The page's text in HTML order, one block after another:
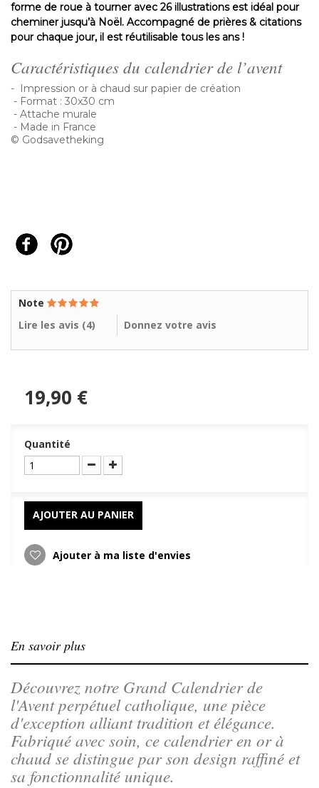
forme de roue à tourner avec 26 illustrations est idéal pour
cheminer jusqu’à Noël. Accompagné de prières & citations
pour chaque jour, il est réutilisable tous les ans !
Caractéristiques du calendrier de l’avent
- Impression or à chaud sur papier de création
- Format : 30x30 cm
- Attache murale
- Made in France
© Godsavetheking
Note
Lire les avis (4) Donnez votre avis
19,90 €
Quantité
AJOUTER AU PANIER
Ajouter à ma liste d'envies
En savoir plus
Découvrez notre Grand Calendrier de
l'Avent perpétuel catholique, une pièce
d'exception alliant tradition et élégance.
Fabriqué avec soin, ce calendrier en or à
chaud se distingue par son design raffiné et
sa fonctionnalité unique.